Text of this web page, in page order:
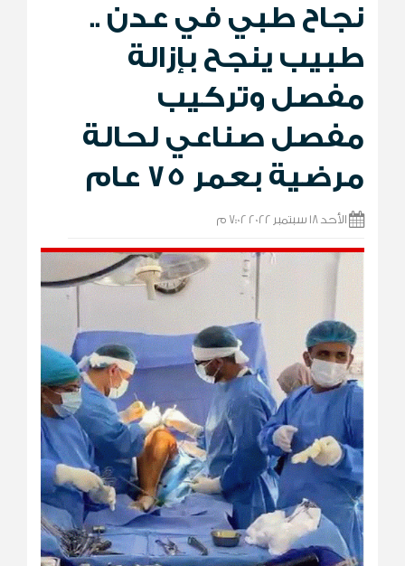
نجاح طبي في عدن ..
طبيب ينجح بإزالة
مفصل وتركيب
مفصل صناعي لحالة
مرضية بعمر 75 عام
الأحد 18 سبتمبر 2022 7:02 م